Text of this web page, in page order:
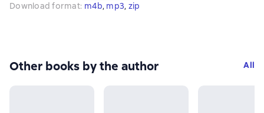
Download format: m4b, mp3, zip
Other books by the author All